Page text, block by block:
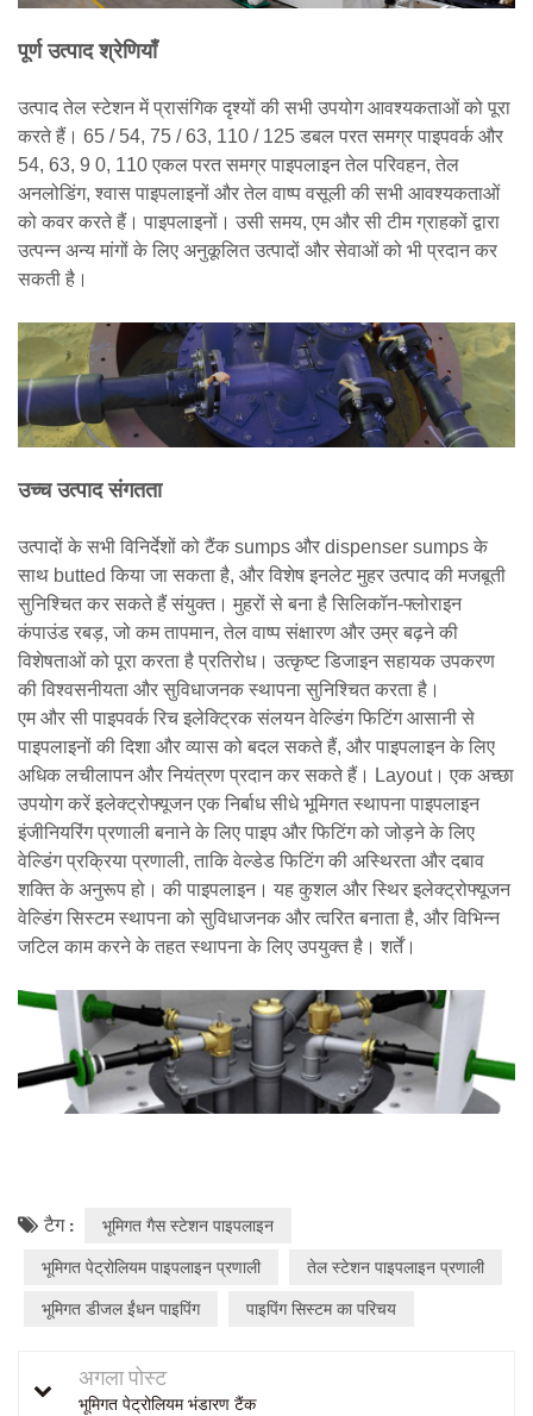
पूर्ण उत्पाद श्रेणियाँ
उत्पाद तेल स्टेशन में प्रासंगिक दृश्यों की सभी उपयोग आवश्यकताओं को पूरा
करते हैं। 65 / 54, 75 / 63, 110 / 125 डबल परत समग्र पाइपवर्क और
54, 63, 9 0, 110 एकल परत समग्र पाइपलाइन तेल परिवहन, तेल
अनलोडिंग, श्वास पाइपलाइनों और तेल वाष्प वसूली की सभी आवश्यकताओं
को कवर करते हैं। पाइपलाइनों। उसी समय, एम और सी टीम ग्राहकों द्वारा
उत्पन्न अन्य मांगों के लिए अनुकूलित उत्पादों और सेवाओं को भी प्रदान कर
सकती है।
उच्च उत्पाद संगतता
उत्पादों के सभी विनिर्देशों को टैंक sumps और dispenser sumps के
साथ butted किया जा सकता है, और विशेष इनलेट मुहर उत्पाद की मजबूती
सुनिश्चित कर सकते हैं संयुक्त। मुहरों से बना है सिलिकॉन-फ्लोराइन
कंपाउंड रबड़, जो कम तापमान, तेल वाष्प संक्षारण और उम्र बढ़ने की
विशेषताओं को पूरा करता है प्रतिरोध। उत्कृष्ट डिजाइन सहायक उपकरण
की विश्वसनीयता और सुविधाजनक स्थापना सुनिश्चित करता है।
एम और सी पाइपवर्क रिच इलेक्ट्रिक संलयन वेल्डिंग फिटिंग आसानी से
पाइपलाइनों की दिशा और व्यास को बदल सकते हैं, और पाइपलाइन के लिए
अधिक लचीलापन और नियंत्रण प्रदान कर सकते हैं। Layout। एक अच्छा
उपयोग करें इलेक्ट्रोफ्यूजन एक निर्बाध सीधे भूमिगत स्थापना पाइपलाइन
इंजीनियरिंग प्रणाली बनाने के लिए पाइप और फिटिंग को जोड़ने के लिए
वेल्डिंग प्रक्रिया प्रणाली, ताकि वेल्डेड फिटिंग की अस्थिरता और दबाव
शक्ति के अनुरूप हो। की पाइपलाइन। यह कुशल और स्थिर इलेक्ट्रोफ्यूजन
वेल्डिंग सिस्टम स्थापना को सुविधाजनक और त्वरित बनाता है, और विभिन्न
जटिल काम करने के तहत स्थापना के लिए उपयुक्त है। शर्तें।
टैग : भूमिगत गैस स्टेशन पाइपलाइन
भूमिगत पेट्रोलियम पाइपलाइन प्रणाली तेल स्टेशन पाइपलाइन प्रणाली
भूमिगत डीजल ईंधन पाइपिंग पाइपिंग सिस्टम का परिचय
अगला पोस्ट
भूमिगत पेट्रोलियम भंडारण टैंक